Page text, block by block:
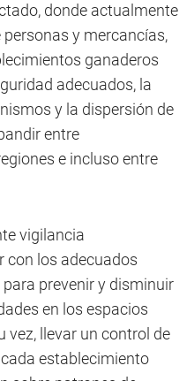
donde actualmente
y mercancías,
ganaderos
adecuados, la
y la dispersión de
entre
e incluso entre
vigilancia
con los adecuados
prevenir y disminuir
en los espacios
vez, llevar un control de
establecimiento